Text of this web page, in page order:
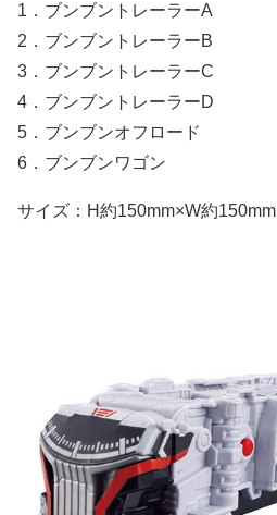
1．ブンブントレーラーA
2．ブンブントレーラーB
3．ブンブントレーラーC
4．ブンブントレーラーD
5．ブンブンオフロード
6．ブンブンワゴン
サイズ：H約150mm×W約150mm